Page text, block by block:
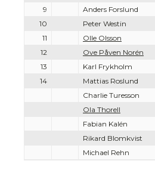
9
Anders Forslund
10
Peter Westin
11
Olle Olsson
12
Ove Påven Norén
13
Karl Frykholm
14
Mattias Roslund
Charlie Turesson
Ola Thorell
Fabian Kalén
Rikard Blomkvist
Michael Rehn